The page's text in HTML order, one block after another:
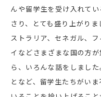
んや留学生を受け入れて
さり、とても盛り上がり
ストラリア、セネガル、
イなどさまざまな国の方
ら、いろんな話をしまし
となど、留学生たちがい